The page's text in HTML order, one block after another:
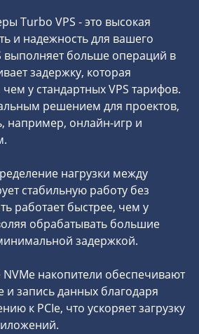
Turbo VPS - это высокая
и надежность для вашего
выполняет больше операций в
задержку, которая
у стандартных VPS тарифов.
решением для проектов,
например, онлайн-игр и
нагрузки между
стабильную работу без
работает быстрее, чем у
обрабатывать большие
задержкой.
накопители обеспечивают
и запись данных благодаря
к PCIe, что ускоряет загрузку